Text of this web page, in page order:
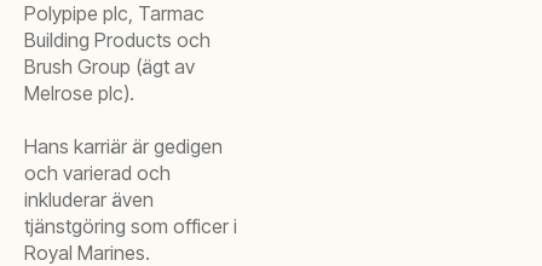
Polypipe plc, Tarmac
Building Products och
Brush Group (ägt av
Melrose plc).
Hans karriär är gedigen
och varierad och
inkluderar även
tjänstgöring som officer i
Royal Marines.